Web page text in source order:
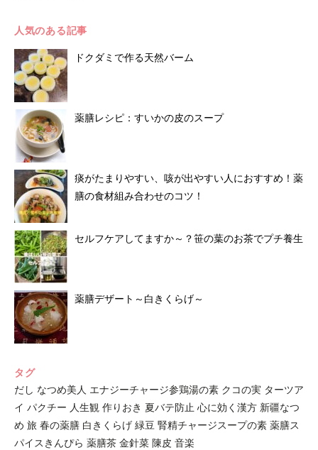
人気のある記事
ドクダミで作る天然バーム
薬膳レシピ：すいかの皮のスープ
痰がたまりやすい、咳が出やすい人におすすめ！薬
膳の食材組み合わせのコツ！
セルフケアしてますか～？笹の葉のお茶でプチ養生
薬膳デザート～白きくらげ～
タグ
だし なつめ美人 エナジーチャージ参鶏湯の素 クコの実 ターツア
イ パクチー 人生観 作りおき 夏バテ防止 心に効く漢方 新疆なつ
め 旅 春の薬膳 白きくらげ 緑豆 腎精チャージスープの素 薬膳ス
パイスきんぴら 薬膳茶 金針菜 陳皮 音楽